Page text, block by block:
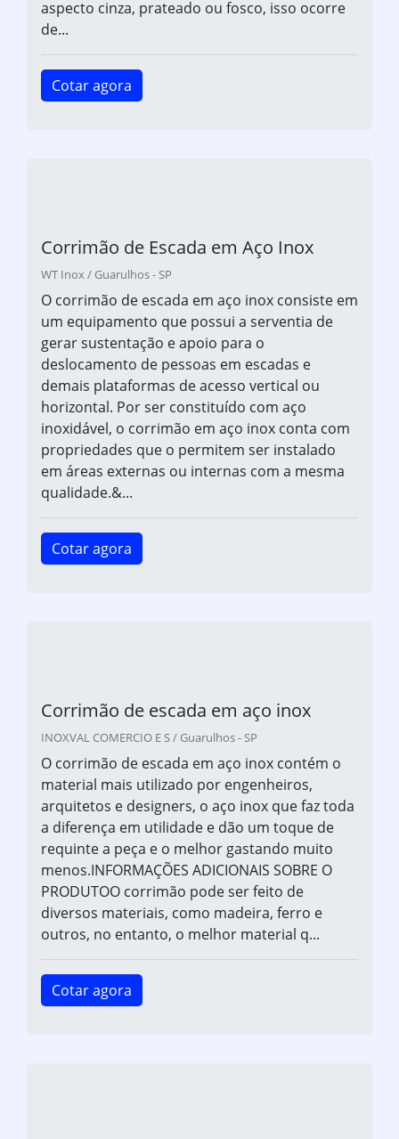
aspecto cinza, prateado ou fosco, isso ocorre
de...
Cotar agora
Corrimão de Escada em Aço Inox
WT Inox / Guarulhos - SP
O corrimão de escada em aço inox consiste em
um equipamento que possui a serventia de
gerar sustentação e apoio para o
deslocamento de pessoas em escadas e
demais plataformas de acesso vertical ou
horizontal. Por ser constituído com aço
inoxidável, o corrimão em aço inox conta com
propriedades que o permitem ser instalado
em áreas externas ou internas com a mesma
qualidade.&...
Cotar agora
Corrimão de escada em aço inox
INOXVAL COMERCIO E S / Guarulhos - SP
O corrimão de escada em aço inox contém o
material mais utilizado por engenheiros,
arquitetos e designers, o aço inox que faz toda
a diferença em utilidade e dão um toque de
requinte a peça e o melhor gastando muito
menos.INFORMAÇÕES ADICIONAIS SOBRE O
PRODUTOO corrimão pode ser feito de
diversos materiais, como madeira, ferro e
outros, no entanto, o melhor material q...
Cotar agora